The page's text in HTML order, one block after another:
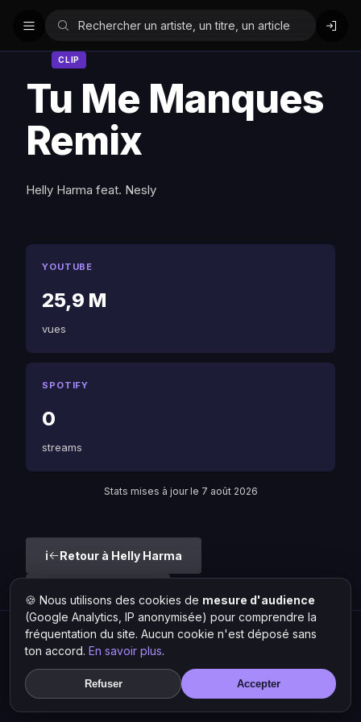
CLIP
Tu Me Manques
Remix
Helly Harma feat. Nesly
YOUTUBE
25,9 M
vues
SPOTIFY
0
streams
Stats mises à jour le 7 août 2026
Retour à Helly Harma
Hit Lokal ·L'actu rap & musique urbaine
© 2026 — Tous droits réservés ·
cookies
🍪 Nous utilisons des cookies de mesure d'audience
(Google Analytics, IP anonymisée) pour comprendre la
fréquentation du site. Aucun cookie n'est déposé sans
ton accord. En savoir plus.
Refuser Accepter